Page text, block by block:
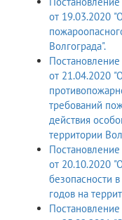
от 19.03.2020
Волгограда".
от 21.04.2020
требований
действия
территории
от 20.10.2020
безопасности
годов на